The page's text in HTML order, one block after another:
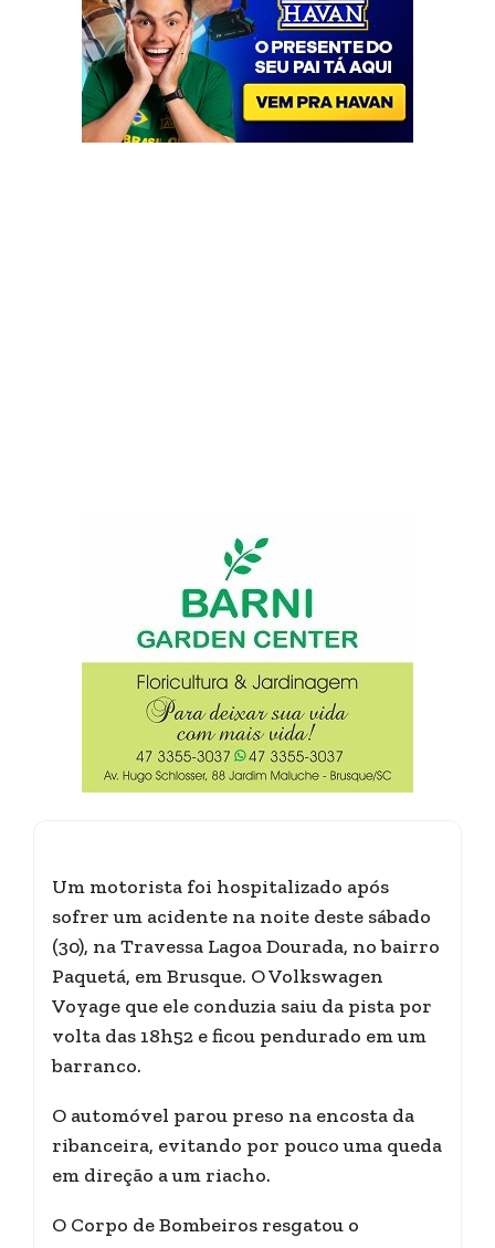
Um motorista foi hospitalizado após
sofrer um acidente na noite deste sábado
(30), na Travessa Lagoa Dourada, no bairro
Paquetá, em Brusque. O Volkswagen
Voyage que ele conduzia saiu da pista por
volta das 18h52 e ficou pendurado em um
barranco.
O automóvel parou preso na encosta da
ribanceira, evitando por pouco uma queda
em direção a um riacho.
O Corpo de Bombeiros resgatou o